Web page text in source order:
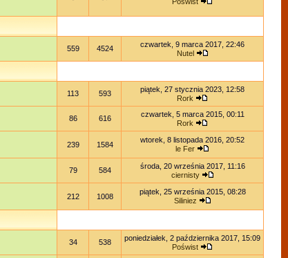
559 4524
czwartek, 9 marca 2017, 22:46
Nutel
113 593
piątek, 27 stycznia 2023, 12:58
Rork
86 616
czwartek, 5 marca 2015, 00:11
Rork
239 1584
wtorek, 8 listopada 2016, 20:52
le Fer
79 584
środa, 20 września 2017, 11:16
ciernisty
212 1008
piątek, 25 września 2015, 08:28
Siliniez
34 538
poniedziałek, 2 października 2017, 15:09
Poświst